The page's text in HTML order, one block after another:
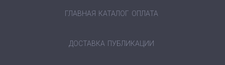
ГЛАВНАЯ КАТАЛОГ ОПЛАТА
ДОСТАВКА ПУБЛИКАЦИИ